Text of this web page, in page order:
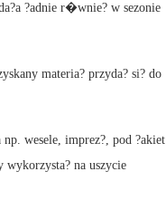
?adnie r�wnie? w sezonie
materia? przyda? si? do
wesele, imprez?, pod ?akiet
na uszycie